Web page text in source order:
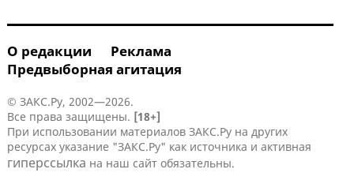
О редакции
Реклама
Предвыборная агитация
© ЗАКС.Ру, 2002—2026.
Все права защищены. [18+]
При использовании материалов ЗАКС.Ру на других
ресурсах указание "ЗАКС.Ру" как источника и активная
гиперссылка на наш сайт обязательны.